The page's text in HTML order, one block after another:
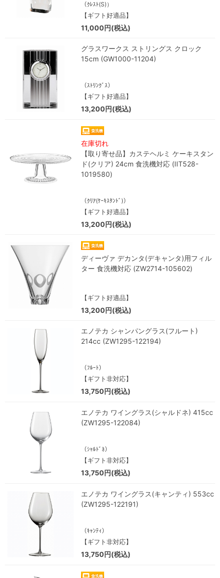
（ｸﾚｽﾄ(S)）
【ギフト好適品】
11,000円(税込)
グラスワークス ストリングス クロック
15cm (GW1000-11204)
（ｽﾄﾘﾝｸﾞｽ）
【ギフト好適品】
13,200円(税込)
在庫切れ
【取り寄せ品】カステヘルミ ケーキスタン
ド(クリア) 24cm 食洗機対応 (IIT528-
1019580)
（ｸﾘｱ(ｹｰｷｽﾀﾝﾄﾞ)）
【ギフト好適品】
13,200円(税込)
ディーヴァ デカンタ(デキャンタ)用フィル
ター 食洗機対応 (ZW2714-105602)
【ギフト好適品】
13,200円(税込)
エノテカ シャンパングラス(フルート)
214cc (ZW1295-122194)
（ﾌﾙｰﾄ）
【ギフト非対応】
13,750円(税込)
エノテカ ワイングラス(シャルドネ) 415cc
(ZW1295-122084)
（ｼｬﾙﾄﾞﾈ）
【ギフト非対応】
13,750円(税込)
エノテカ ワイングラス(キャンティ) 553cc
(ZW1295-122191)
（ｷｬﾝﾃｨ）
【ギフト非対応】
13,750円(税込)